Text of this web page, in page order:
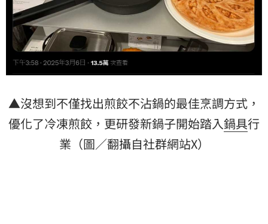
▲沒想到不僅找出煎餃不沾鍋的最佳烹調方式，
優化了冷凍煎餃，更研發新鍋子開始踏入鍋具行
業（圖／翻攝自社群網站X）